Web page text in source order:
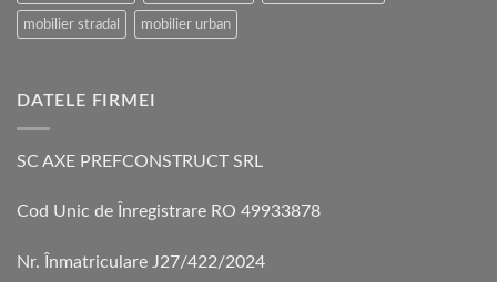
mobilier stradal mobilier urban
DATELE FIRMEI
SC AXE PREFCONSTRUCT SRL
Cod Unic de Înregistrare RO 49933878
Nr. Înmatriculare J27/422/2024